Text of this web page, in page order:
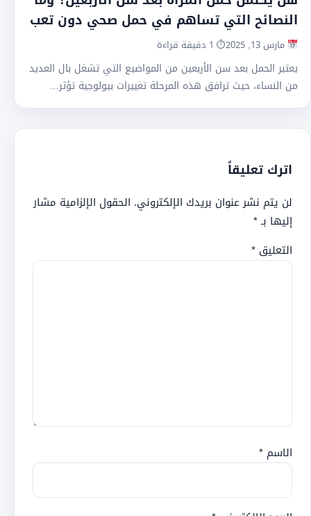
النصائح التي تساهم في حمل صحي دون تعب
مارس 13, 2025 ⏱ 1 دقيقة قراءة
يعتبر الحمل بعد سن الأربعين من المواضيع التي تشغل بال العديد
من النساء، حيث ترافق هذه المرحلة تغييرات بيولوجية تؤثر…
اترك تعليقاً
لن يتم نشر عنوان بريدك الإلكتروني. الحقول الإلزامية مشار
إليها بـ*
التعليق *
الاسم *